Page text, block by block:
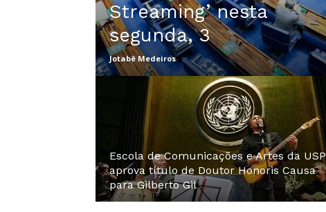
Streaming’ nesta
segunda, 3
Jotabê Medeiros
Escola de Comunicações e Artes da USP
aprova título de Doutor Honoris Causa
para Gilberto Gil